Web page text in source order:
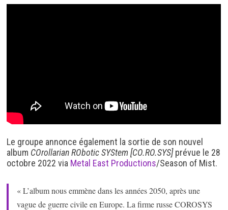
Le groupe annonce également la sortie de son nouvel
album COrollarian RObotic SYStem [CO.RO.SYS]prévue le 28
octobre 2022 via Metal East Productions/Season of Mist.
« L’album nous emmène dans les années 2050, après une
vague de guerre civile en Europe. La firme russe COROSYS